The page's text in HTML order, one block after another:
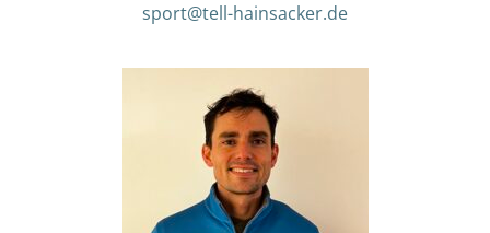
sport@tell-hainsacker.de